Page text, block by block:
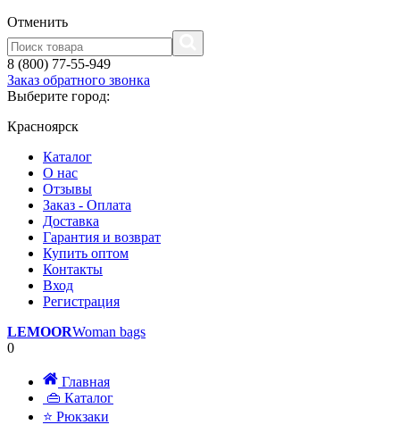
Отменить
8 (800) 77-55-949
Заказ обратного звонка
Выберите город:
Красноярск
Каталог
О нас
Отзывы
Заказ - Оплата
Доставка
Гарантия и возврат
Купить оптом
Контакты
Вход
Регистрация
LEMOORWoman bags
0
Главная
👜 Каталог
⭐ Рюкзаки